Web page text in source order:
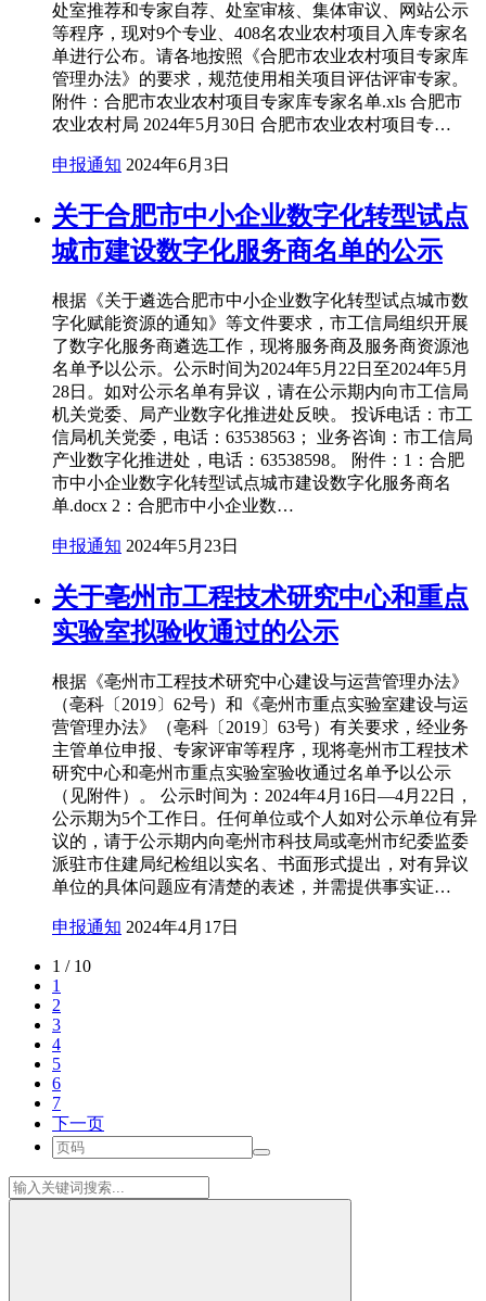
处室推荐和专家自荐、处室审核、集体审议、网站公示
等程序，现对9个专业、408名农业农村项目入库专家名
单进行公布。请各地按照《合肥市农业农村项目专家库
管理办法》的要求，规范使用相关项目评估评审专家。
附件：合肥市农业农村项目专家库专家名单.xls 合肥市
农业农村局 2024年5月30日 合肥市农业农村项目专…
申报通知 2024年6月3日
关于合肥市中小企业数字化转型试点
城市建设数字化服务商名单的公示
根据《关于遴选合肥市中小企业数字化转型试点城市数
字化赋能资源的通知》等文件要求，市工信局组织开展
了数字化服务商遴选工作，现将服务商及服务商资源池
名单予以公示。公示时间为2024年5月22日至2024年5月
28日。如对公示名单有异议，请在公示期内向市工信局
机关党委、局产业数字化推进处反映。 投诉电话：市工
信局机关党委，电话：63538563； 业务咨询：市工信局
产业数字化推进处，电话：63538598。 附件：1：合肥
市中小企业数字化转型试点城市建设数字化服务商名
单.docx 2：合肥市中小企业数…
申报通知 2024年5月23日
关于亳州市工程技术研究中心和重点
实验室拟验收通过的公示
根据《亳州市工程技术研究中心建设与运营管理办法》
（亳科〔2019〕62号）和《亳州市重点实验室建设与运
营管理办法》（亳科〔2019〕63号）有关要求，经业务
主管单位申报、专家评审等程序，现将亳州市工程技术
研究中心和亳州市重点实验室验收通过名单予以公示
（见附件）。 公示时间为：2024年4月16日—4月22日，
公示期为5个工作日。任何单位或个人如对公示单位有异
议的，请于公示期内向亳州市科技局或亳州市纪委监委
派驻市住建局纪检组以实名、书面形式提出，对有异议
单位的具体问题应有清楚的表述，并需提供事实证…
申报通知 2024年4月17日
1 / 10
1
2
3
4
5
6
7
下一页